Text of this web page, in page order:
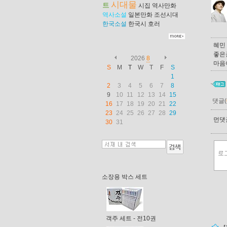
혜민
좋은
마음
댓글(
먼
트 시대물 시집 역사만화
역사소설 일본만화 조선시대
한국소설 한국시 호러
2026 8
S
M T W T F
S
1
2
3 4 5 6 7
8
9
10 11 12 13 14
15
16
17 18 19 20 21 22
23 24 25 26 27 28 29
30
31
소장용 박스 세트
객주 세트 - 전10권